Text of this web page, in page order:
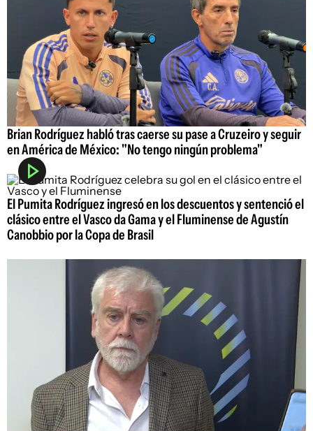
Brian Rodríguez habló tras caerse su pase a Cruzeiro y seguir
en América de México: "No tengo ningún problema"
El Pumita Rodríguez ingresó en los descuentos y sentenció el
clásico entre el Vasco da Gama y el Fluminense de Agustín
Canobbio por la Copa de Brasil